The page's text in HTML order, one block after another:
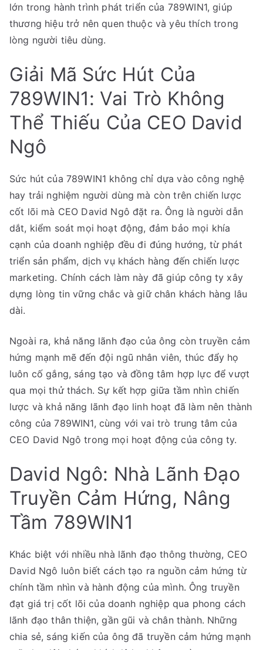
lớn trong hành trình phát triển của 789WIN1, giúp
thương hiệu trở nên quen thuộc và yêu thích trong
lòng người tiêu dùng.
Giải Mã Sức Hút Của
789WIN1: Vai Trò Không
Thể Thiếu Của CEO David
Ngô
Sức hút của 789WIN1 không chỉ dựa vào công nghệ
hay trải nghiệm người dùng mà còn trên chiến lược
cốt lõi mà CEO David Ngô đặt ra. Ông là người dẫn
dắt, kiểm soát mọi hoạt động, đảm bảo mọi khía
cạnh của doanh nghiệp đều đi đúng hướng, từ phát
triển sản phẩm, dịch vụ khách hàng đến chiến lược
marketing. Chính cách làm này đã giúp công ty xây
dựng lòng tin vững chắc và giữ chân khách hàng lâu
dài.
Ngoài ra, khả năng lãnh đạo của ông còn truyền cảm
hứng mạnh mẽ đến đội ngũ nhân viên, thúc đẩy họ
luôn cố gắng, sáng tạo và đồng tâm hợp lực để vượt
qua mọi thử thách. Sự kết hợp giữa tầm nhìn chiến
lược và khả năng lãnh đạo linh hoạt đã làm nên thành
công của 789WIN1, cùng với vai trò trung tâm của
CEO David Ngô trong mọi hoạt động của công ty.
David Ngô: Nhà Lãnh Đạo
Truyền Cảm Hứng, Nâng
Tầm 789WIN1
Khác biệt với nhiều nhà lãnh đạo thông thường, CEO
David Ngô luôn biết cách tạo ra nguồn cảm hứng từ
chính tầm nhìn và hành động của mình. Ông truyền
đạt giá trị cốt lõi của doanh nghiệp qua phong cách
lãnh đạo thân thiện, gần gũi và chân thành. Những
chia sẻ, sáng kiến của ông đã truyền cảm hứng mạnh